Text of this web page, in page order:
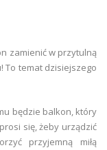
zamienić w przytulną
To temat dzisiejszego
będzie balkon, który
się, żeby urządzić
przyjemną miłą